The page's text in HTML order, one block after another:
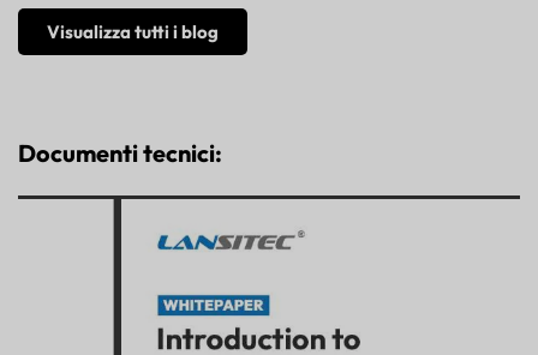
Visualizza tutti i blog
Documenti tecnici: